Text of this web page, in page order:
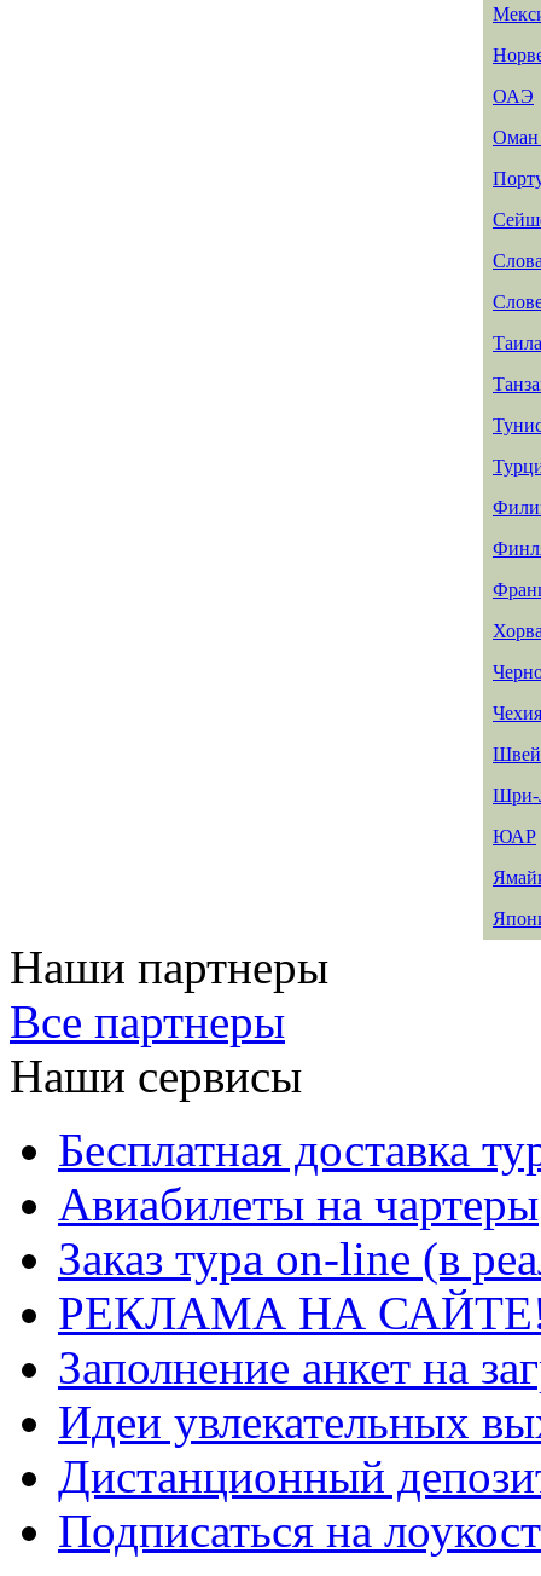
ОАЭ
Чехия
Шри-
ЮАР
Наши партнеры
Все партнеры
Наши сервисы
Бесплатная доставка
Авиабилеты на чартеры
Заказ тура on-line (в
РЕКЛАМА НА
Заполнение анкет на
Идеи увлекательных
Дистанционный
Подписаться на